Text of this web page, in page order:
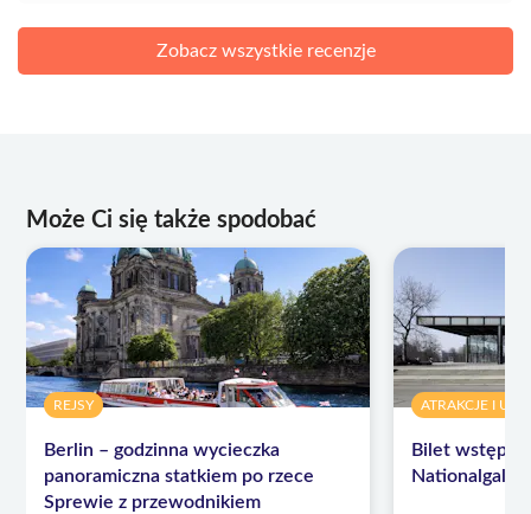
Zobacz wszystkie recenzje
Może Ci się także spodobać
REJSY
Berlin – godzinna wycieczka
panoramiczna statkiem po rzece
Sprewie z przewodnikiem
ATRAKCJE I
Bilet wstępu